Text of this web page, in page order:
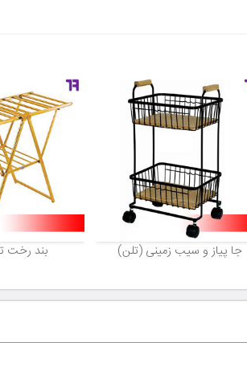
بند رخت جا پیاز و سیب زمینی (تلن)